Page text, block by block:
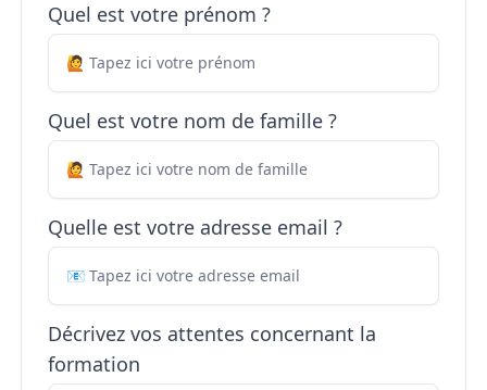
Quel est votre prénom ?
Quel est votre nom de famille ?
Quelle est votre adresse email ?
Décrivez vos attentes concernant la
formation